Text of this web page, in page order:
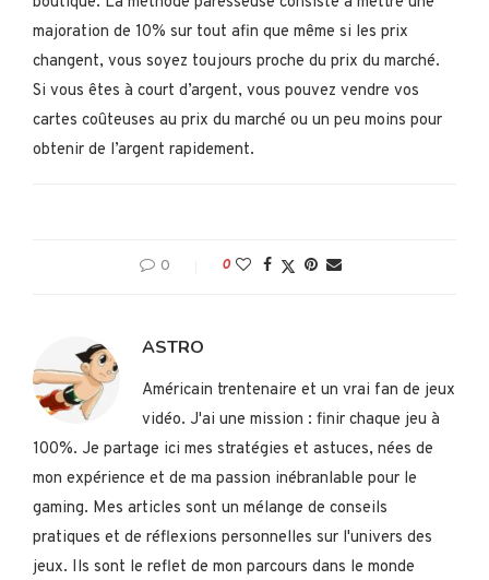
majoration de 10% sur tout afin que même si les prix
changent, vous soyez toujours proche du prix du marché.
Si vous êtes à court d’argent, vous pouvez vendre vos
cartes coûteuses au prix du marché ou un peu moins pour
obtenir de l’argent rapidement.
0 0
ASTRO
Américain trentenaire et un vrai fan de jeux
vidéo. J'ai une mission : finir chaque jeu à
100%. Je partage ici mes stratégies et astuces, nées de
mon expérience et de ma passion inébranlable pour le
gaming. Mes articles sont un mélange de conseils
pratiques et de réflexions personnelles sur l'univers des
jeux. Ils sont le reflet de mon parcours dans le monde